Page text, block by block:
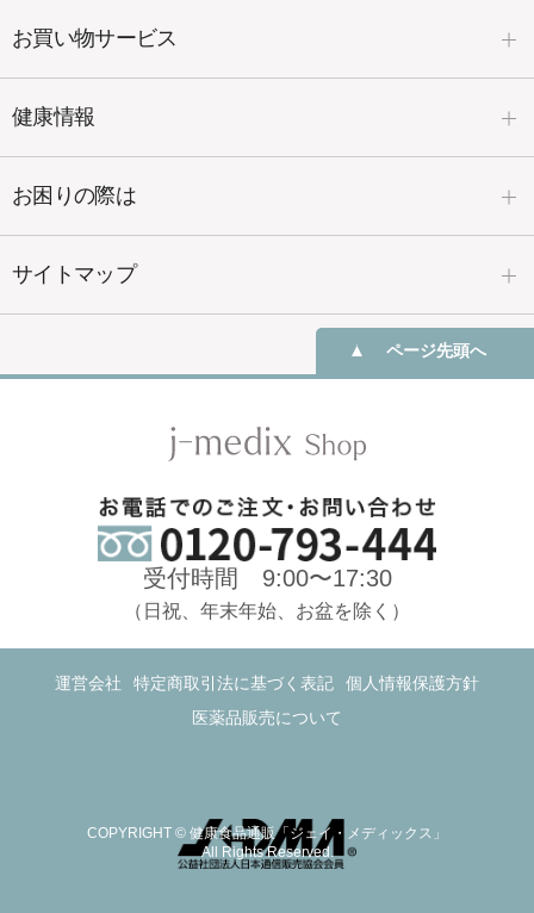
お買い物サービス
健康情報
お困りの際は
サイトマップ
ページ先頭へ
受付時間 9:00〜17:30
（日祝、年末年始、お盆を除く）
運営会社 特定商取引法に基づく表記
個人情報保護方針
医薬品販売について
COPYRIGHT © 健康食品通販「ジェイ・メディックス」
All Rights Reserved.